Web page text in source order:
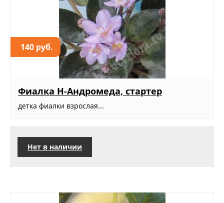
140 руб.
Фиалка Н-Андромеда, стартер
детка фиалки взрослая...
Нет в наличии